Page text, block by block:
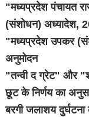
"मध्यप्रदेश पंचायत
(संशोधन) अध्यादेश,
"मध्यप्रदेश उपकर
अनुमोदन
"तन्वी द ग्रेट" और
छूट के निर्णय का
बरगी जलाशय